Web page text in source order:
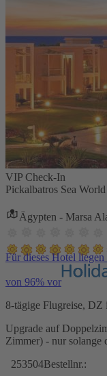
VIP Check-In
Pickalbatros Sea
Ägypten - Marsa
Für dieses Hotel
von 96% vor
8-tägige Flugreise,
Upgrade auf
Zimmer) - nur solange
253504Bestellnr.: